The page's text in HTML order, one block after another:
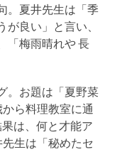
。夏井先生は「季
良い」と言い、
「梅雨晴れや 長
。お題は「夏野菜
ら料理教室に通
は、何と才能ア
生は「秘めたセ